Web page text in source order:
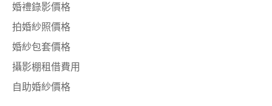
婚禮錄影價格
拍婚紗照價格
婚紗包套價格
攝影棚租借費用
自助婚紗價格